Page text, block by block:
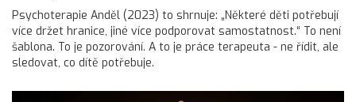
Psychoterapie Anděl (2023) to shrnuje: „Některé děti potřebují
více držet hranice, jiné více podporovat samostatnost.“ To není
šablona. To je pozorování. A to je práce terapeuta - ne řídit, ale
sledovat, co dítě potřebuje.